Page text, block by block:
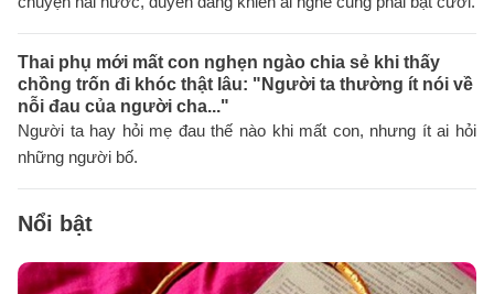
Thai phụ mới mất con nghẹn ngào chia sẻ khi thấy
chồng trốn đi khóc thật lâu: "Người ta thường ít nói về
nỗi đau của người cha..."
Người ta hay hỏi mẹ đau thế nào khi mất con, nhưng ít ai hỏi
những người bố.
Nổi bật